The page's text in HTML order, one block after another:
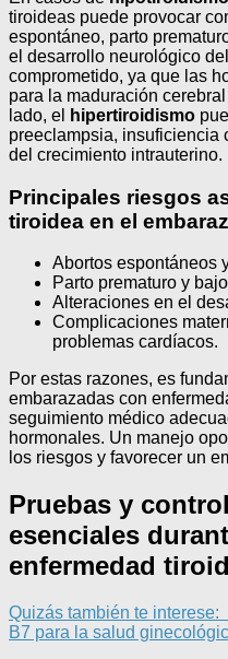
tiroideas puede provocar
espontáneo, parto
el desarrollo neurológico
comprometido, ya que las
para la maduración
lado, el
hipertiroidismo
preeclampsia, insuficiencia
del crecimiento intrauterino.
Principales riesgos
tiroidea en el
Abortos espontáneos
Parto prematuro y
Alteraciones en el
Complicaciones
problemas cardíacos.
Por estas razones, es
embarazadas con
seguimiento médico
hormonales. Un manejo
los riesgos y favorecer un
Pruebas y
esenciales
enfermedad
Quizás también te interese:
B7 para la salud